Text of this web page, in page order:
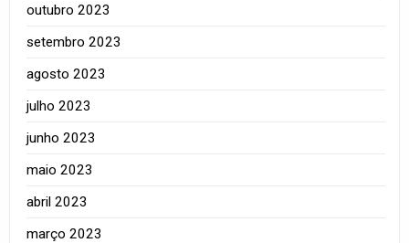
outubro 2023
setembro 2023
agosto 2023
julho 2023
junho 2023
maio 2023
abril 2023
março 2023